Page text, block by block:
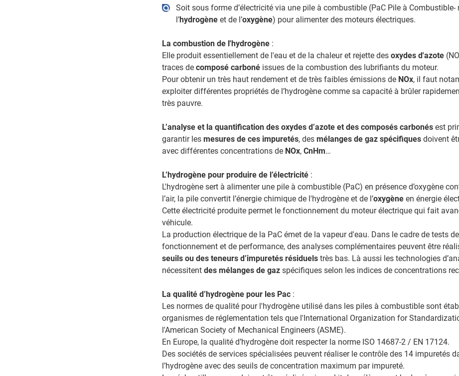
Soit sous forme d’électricité via une pile à combustible (PaC Pile à Combustible-
l’hydrogène et de l’oxygène) pour alimenter des moteurs électriques.
La combustion de l'hydrogène:
Elle produit essentiellement de l'eau et de la chaleur et rejette des oxydes d'azote
traces de composé carbonéissues de la combustion des lubrifiants du moteur.
Pour obtenir un très haut rendement et de très faibles émissions de NOx, il faut
exploiter différentes propriétés de l’hydrogène comme sa capacité à brûler
très pauvre.
L’analyse et la quantification des oxydes d’azote et des composés carbonésest
garantir les mesures de ces impuretés, des mélanges de gaz spécifiquesdoivent
avec différentes concentrations de NOx, CnHm…
L’hydrogène pour produire de l’électricité:
L'hydrogène sert à alimenter une pile à combustible (PaC) en présence d’oxygène
l’air, la pile convertit l’énergie chimique de l'hydrogène et de l’oxygèneen énergie
Cette électricité produite permet le fonctionnement du moteur électrique qui fait
véhicule.
La production électrique de la PaC émet de la vapeur d'eau. Dans le cadre de tests de
fonctionnement et de performance, des analyses complémentaires peuvent être
seuils ou des teneurs d’impuretés résiduelstrès bas. Là aussi les technologies
nécessitent des mélanges de gazspécifiques selon les indices de concentrations
La qualité d’hydrogène pour les Pac:
Les normes de qualité pour l'hydrogène utilisé dans les piles à combustible sont
organismes de réglementation tels que l'International Organization for
l'American Society of Mechanical Engineers (ASME).
En Europe, la qualité d’hydrogène doit respecter la norme ISO 14687-2 / EN 17124.
Des sociétés de services spécialisées peuvent réaliser le contrôle des 14 impuretés
l’hydrogène avec des seuils de concentration maximum par impureté.